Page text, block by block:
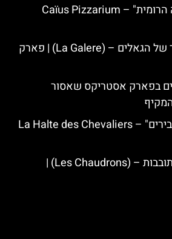
מסעדת "האימפריה הרומית" – Caïus Pizzarium
מתקן השייט הסוער של הגאלים – (La Galere) | פארק
בפארק אסטריקס שאסור
מסעדת "עצירת האבירים" – La Halte des Chevaliers
מתקן הכוסות המסתובבות – (Les Chaudrons) |